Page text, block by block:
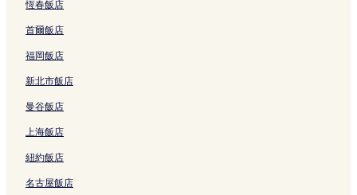
鳳凰公園飯店
卡賓街保護區附近的飯店
新堡國際曲棍球中心附近的飯店
恆福山附近的飯店
恆春飯店
首爾飯店
福岡飯店
新北市飯店
曼谷飯店
上海飯店
紐約飯店
名古屋飯店